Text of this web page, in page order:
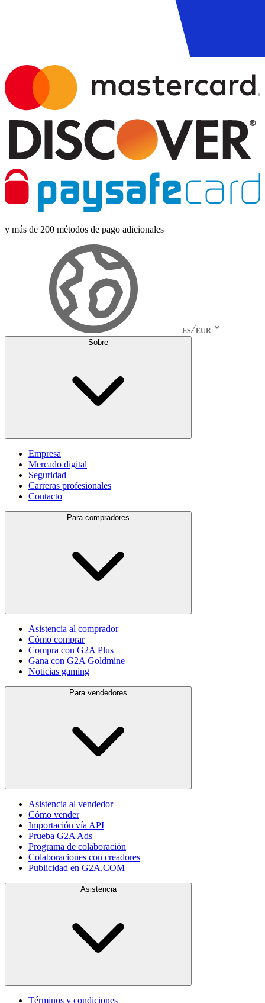
y más de 200 métodos de pago adicionales
ES EUR
Sobre
Empresa
Mercado digital
Seguridad
Carreras profesionales
Contacto
Para compradores
Asistencia al comprador
Cómo comprar
Compra con G2A Plus
Gana con G2A Goldmine
Noticias gaming
Para vendedores
Asistencia al vendedor
Cómo vender
Importación vía API
Prueba G2A Ads
Programa de colaboración
Colaboraciones con creadores
Publicidad en G2A.COM
Asistencia
Términos y condiciones